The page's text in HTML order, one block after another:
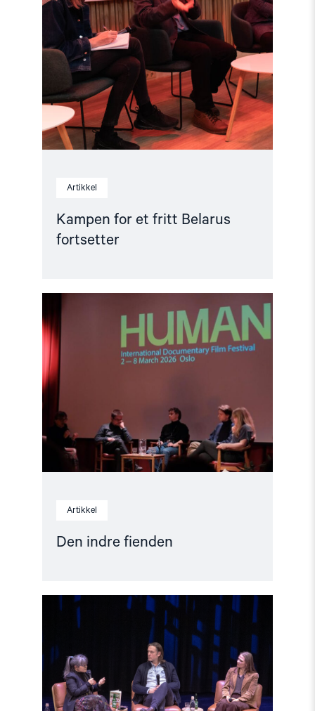
Artikkel
Kampen for et fritt Belarus
fortsetter
Artikkel
Den indre fienden
article
indre
fienden"
Read
article
"Når
blir
hverdag"